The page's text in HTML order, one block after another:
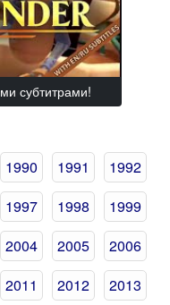
субтитрами!
1990 1991
1992
1997 1998
1999
2004 2005
2006
2011 2012
2013